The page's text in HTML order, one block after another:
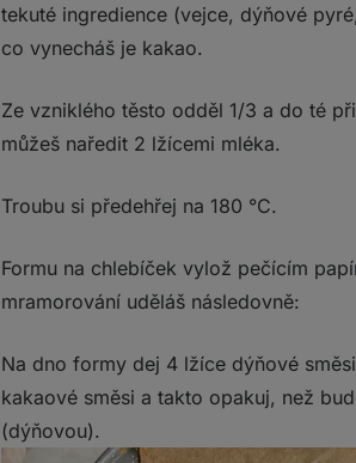
tekuté ingredience (vejce, dýňové
co vynecháš je kakao.
Ze vzniklého těsto odděl 1/3 a do té
můžeš naředit 2 lžícemi mléka.
Troubu si předehřej na 180 °C.
Formu na chlebíček vylož pečícím
mramorování uděláš následovně:
Na dno formy dej 4 lžíce dýňové
kakaové směsi a takto opakuj, než
(dýňovou).